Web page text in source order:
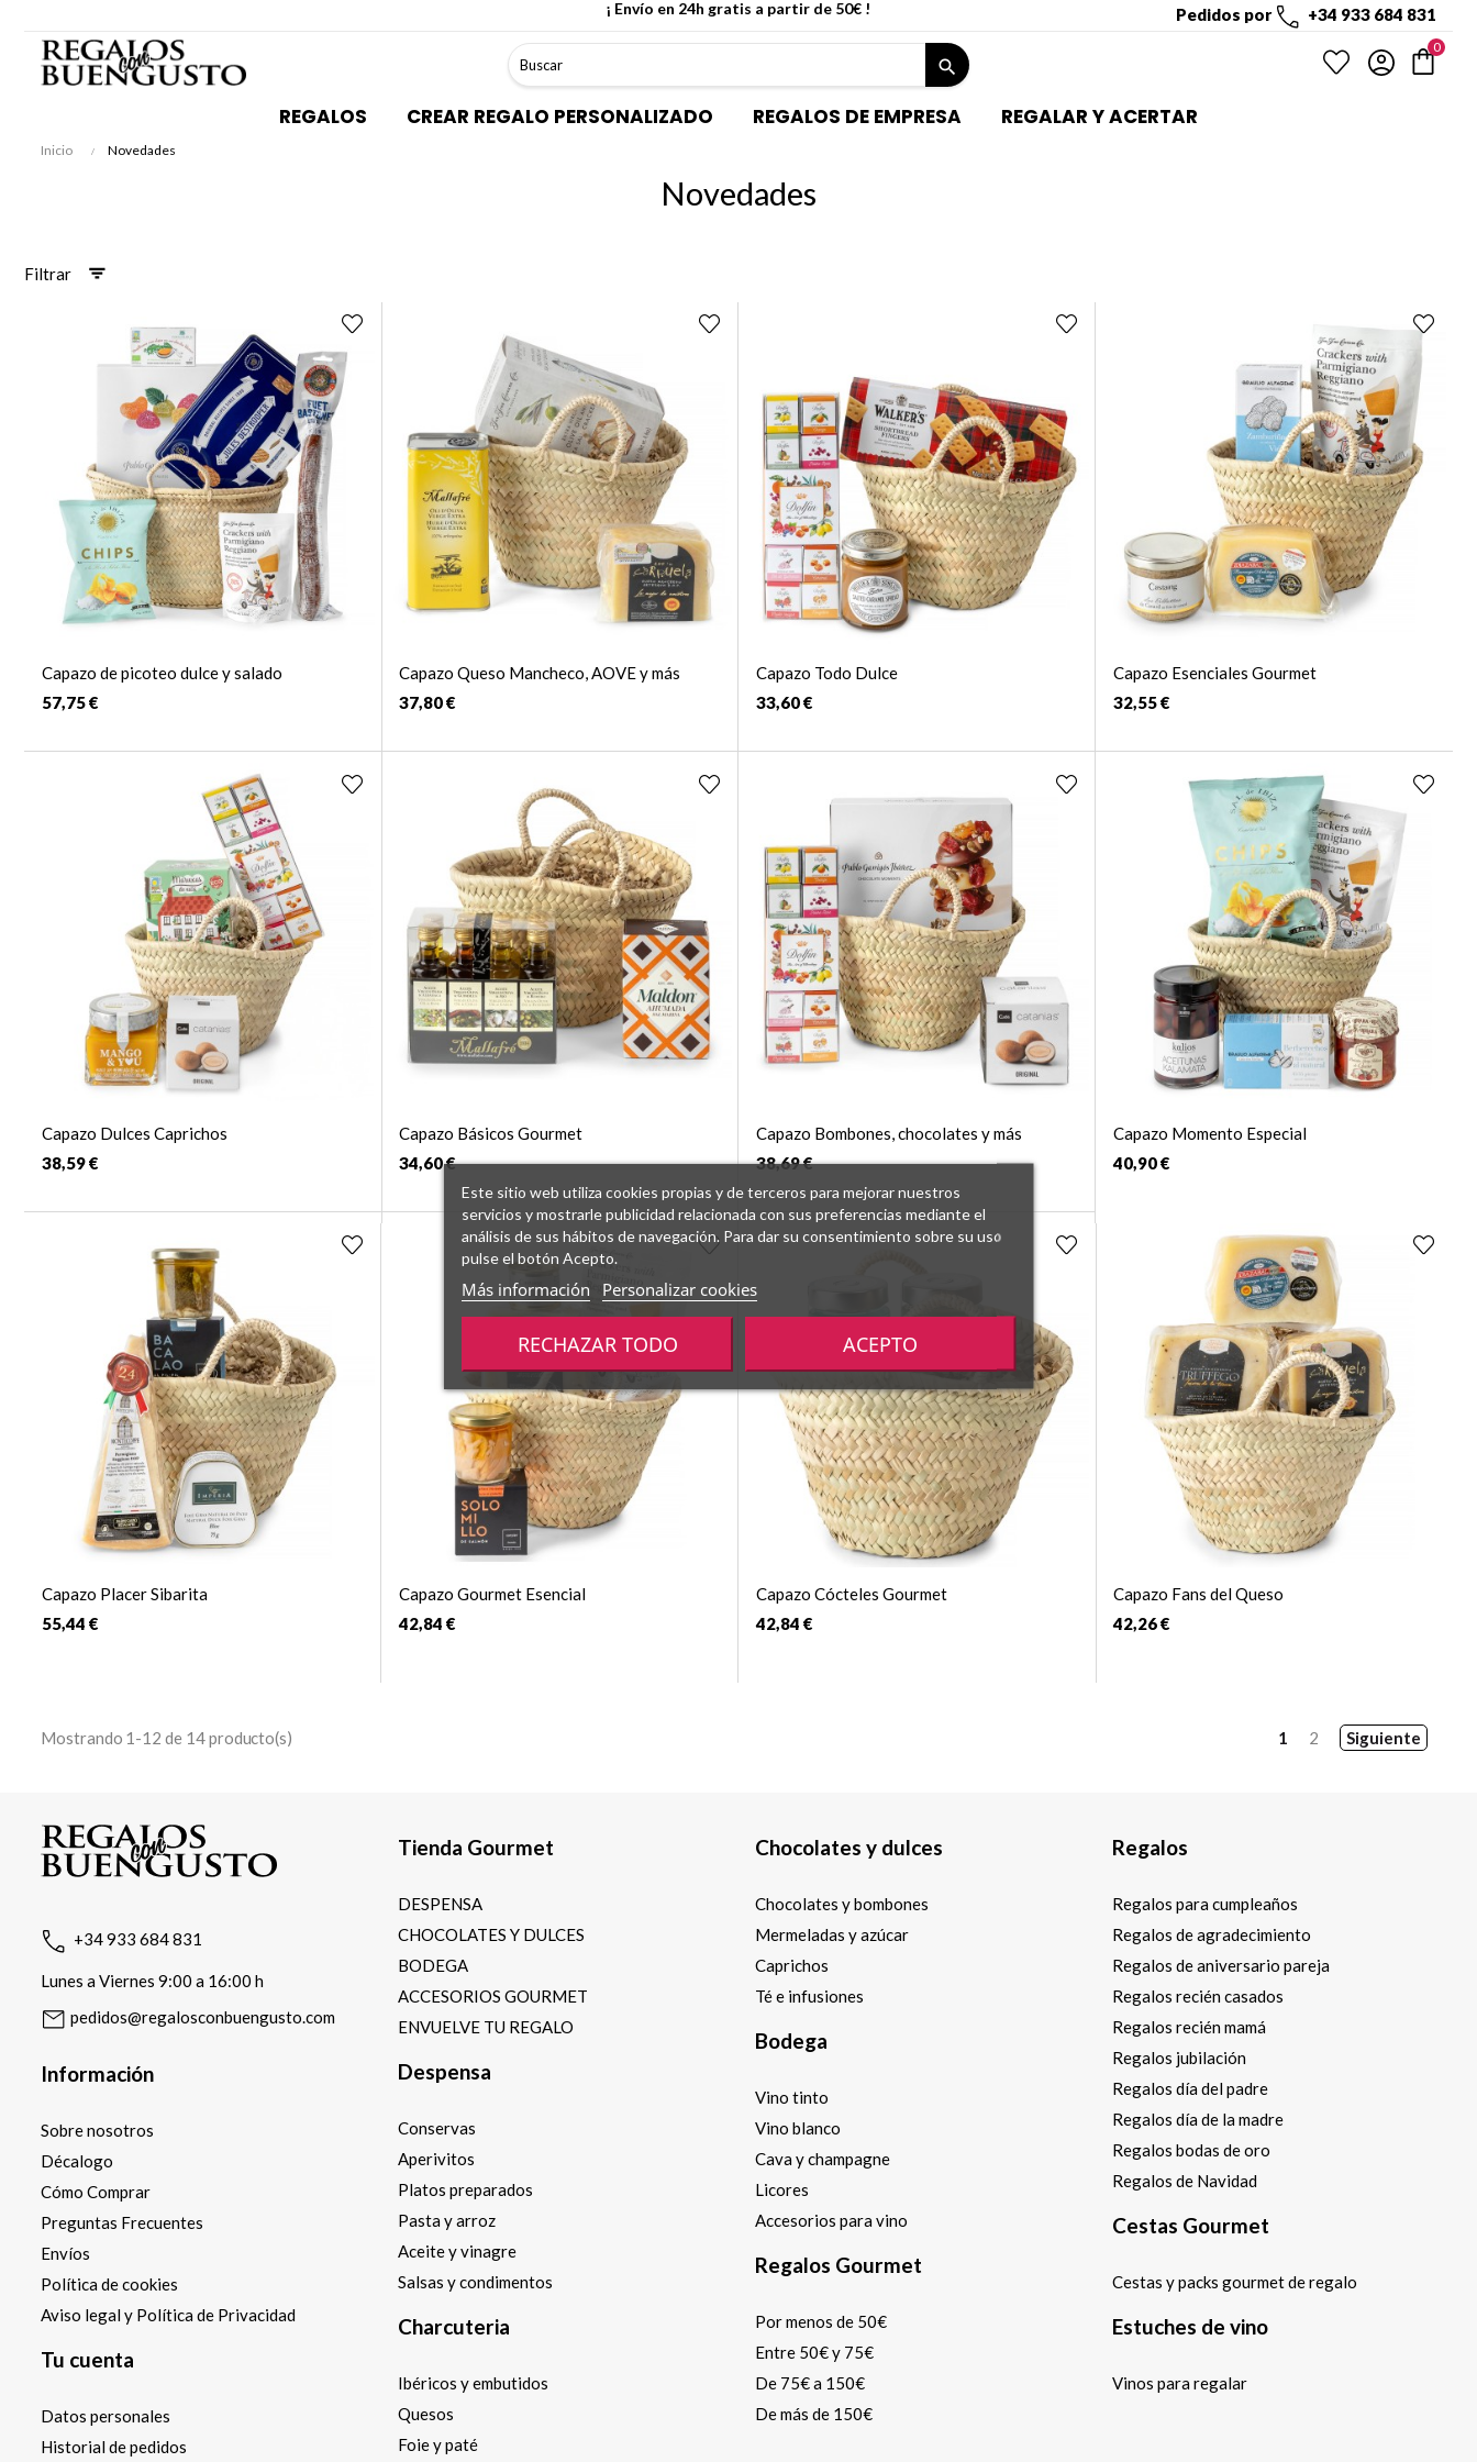
¡ Envío en 24h gratis a partir de 50€ ! Pedidos por +34 933 684 831
search
0
REGALOS CREAR REGALO PERSONALIZADO REGALOS DE EMPRESA REGALAR Y ACERTAR
Inicio Novedades
Novedades
Filtrar
Capazo de picoteo dulce y salado
57,75 €
Capazo Queso Mancheco, AOVE y más
37,80 €
Capazo Todo Dulce
33,60 €
Capazo Esenciales Gourmet
32,55 €
Capazo Dulces Caprichos
38,59 €
Capazo Básicos Gourmet
34,60 €
Capazo Bombones, chocolates y más
38,69 €
Capazo Momento Especial
40,90 €
Capazo Placer Sibarita
55,44 €
Capazo Gourmet Esencial
42,84 €
Capazo Cócteles Gourmet
42,84 €
Capazo Fans del Queso
42,26 €
Mostrando 1-12 de 14 producto(s) 1 2 Siguiente
+34 933 684 831
Lunes a Viernes 9:00 a 16:00 h
pedidos@regalosconbuengusto.com
Información
Sobre nosotros
Décalogo
Cómo Comprar
Preguntas Frecuentes
Envíos
Política de cookies
Aviso legal y Política de Privacidad
Tu cuenta
Datos personales
Historial de pedidos
Tienda Gourmet
DESPENSA
CHOCOLATES Y DULCES
BODEGA
ACCESORIOS GOURMET
ENVUELVE TU REGALO
Despensa
Conservas
Aperivitos
Platos preparados
Pasta y arroz
Aceite y vinagre
Salsas y condimentos
Charcuteria
Ibéricos y embutidos
Quesos
Foie y paté
Chocolates y dulces
Chocolates y bombones
Mermeladas y azúcar
Caprichos
Té e infusiones
Bodega
Vino tinto
Vino blanco
Cava y champagne
Licores
Accesorios para vino
Regalos Gourmet
Por menos de 50€
Entre 50€ y 75€
De 75€ a 150€
De más de 150€
Regalos
Regalos para cumpleaños
Regalos de agradecimiento
Regalos de aniversario pareja
Regalos recién casados
Regalos recién mamá
Regalos jubilación
Regalos día del padre
Regalos día de la madre
Regalos bodas de oro
Regalos de Navidad
Cestas Gourmet
Cestas y packs gourmet de regalo
Estuches de vino
Vinos para regalar
Este sitio web utiliza cookies propias y de terceros para mejorar nuestros
servicios y mostrarle publicidad relacionada con sus preferencias mediante el
análisis de sus hábitos de navegación. Para dar su consentimiento sobre su uso
pulse el botón Acepto.
Más información Personalizar cookies
RECHAZAR TODO ACEPTO